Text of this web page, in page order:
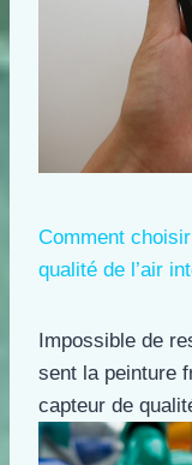
Comment
qualité de l’air
Impossible de
sent la peinture
capteur de